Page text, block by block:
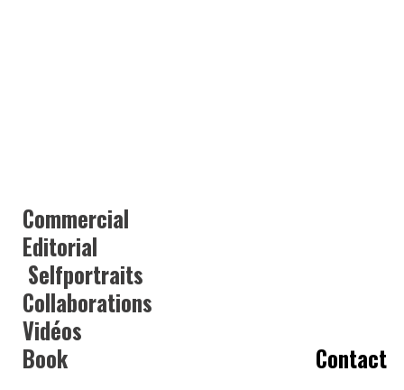
Contact
Commercial
Editorial
Selfportraits
Collaborations
Vidéos
Book